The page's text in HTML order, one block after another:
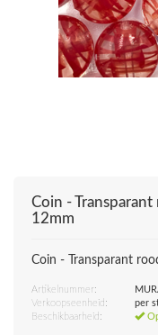
Coin -
12mm
Coin - Transparant
Artikelnummer:
Verkoopseenheid:
per
Beschikbaarheid: